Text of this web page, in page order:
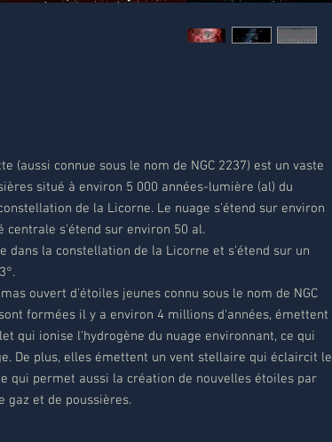
(aussi connue sous le nom de NGC 2237) est un vaste
situé à environ 5 000 années-lumière (al) du
de la Licorne. Le nuage s'étend sur environ
centrale s'étend sur environ 50 al.
dans la constellation de la Licorne et s'étend sur un
ouvert d'étoiles jeunes connu sous le nom de NGC
formées il y a environ 4 millions d'années, émettent
qui ionise l'hydrogène du nuage environnant, ce qui
De plus, elles émettent un vent stellaire qui éclaircit le
qui permet aussi la création de nouvelles étoiles par
gaz et de poussières.